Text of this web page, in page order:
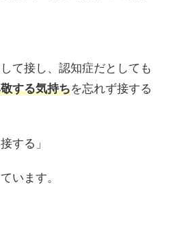
て接し、認知症だとしても
する気持ちを忘れず接する
する」
います。